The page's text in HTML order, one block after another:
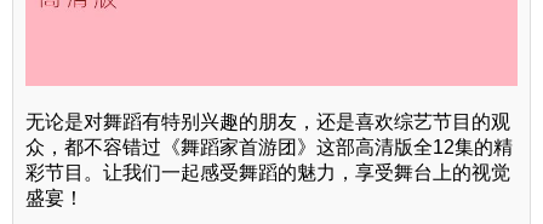
无论是对舞蹈有特别兴趣的朋友，还是喜欢综艺节目的观
众，都不容错过《舞蹈家首游团》这部高清版全12集的精
彩节目。让我们一起感受舞蹈的魅力，享受舞台上的视觉
盛宴！